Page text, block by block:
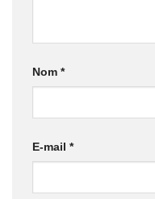
Nom *
E-mail *